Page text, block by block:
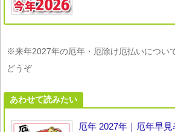
※来年2027年の厄年・厄除け厄払いについ
どうぞ
あわせて読みたい
厄年 2027年｜厄年早